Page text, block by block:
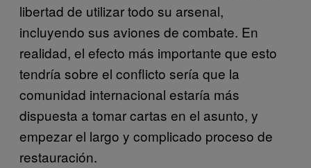
libertad de utilizar todo su arsenal,
incluyendo sus aviones de combate. En
realidad, el efecto más importante que esto
tendría sobre el conflicto sería que la
comunidad internacional estaría más
dispuesta a tomar cartas en el asunto, y
empezar el largo y complicado proceso de
restauración.